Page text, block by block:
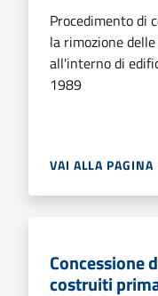
Procedimento di
la rimozione
all'interno di
1989
VAI ALLA PAGINA
Concessione
costruiti